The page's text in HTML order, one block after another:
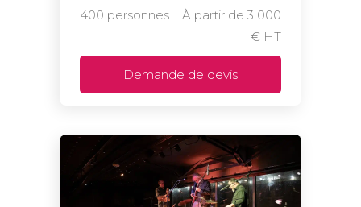
400 personnes
À partir de 3 000
€ HT
Demande de devis